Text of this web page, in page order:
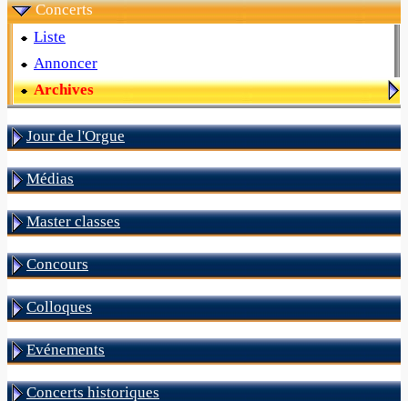
Concerts
Liste
Annoncer
Archives
Jour de l'Orgue
Médias
Master classes
Concours
Colloques
Evénements
Concerts historiques